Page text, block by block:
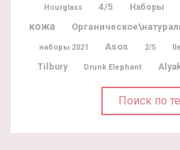
Hourglass 4/5 Наборы
кожа
наборы 2021 Asos 2/5
Tilbury
Drunk Elephant
Поиск по